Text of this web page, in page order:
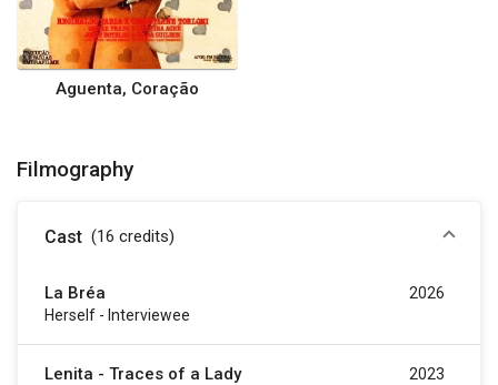
Aguenta, Coração
Filmography
Cast (16 credits)
La Bréa
Herself - Interviewee
2026
Lenita - Traces of a Lady 2023